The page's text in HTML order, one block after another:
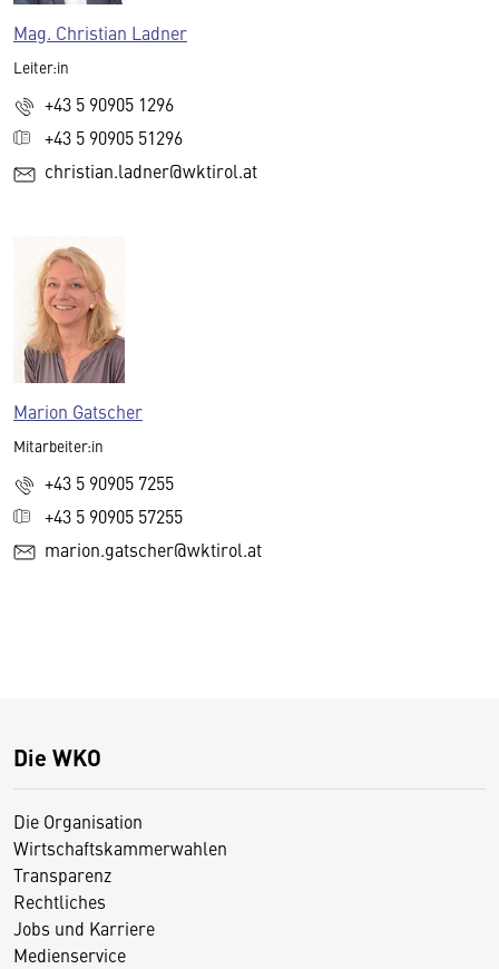
Mag. Christian Ladner
Leiter:in
+43 5 90905 1296
+43 5 90905 51296
christian.ladner@wktirol.at
Marion Gatscher
Mitarbeiter:in
+43 5 90905 7255
+43 5 90905 57255
marion.gatscher@wktirol.at
Die WKO
Die Organisation
Wirtschaftskammerwahlen
Transparenz
Rechtliches
Jobs und Karriere
Medienservice